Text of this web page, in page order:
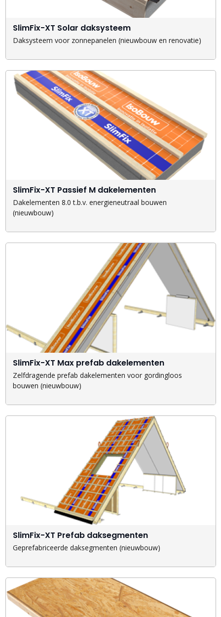
SlimFix-XT Solar daksysteem
Daksysteem voor zonnepanelen (nieuwbouw en renovatie)
SlimFix-XT Passief M dakelementen
Dakelementen 8.0 t.b.v. energieneutraal bouwen
(nieuwbouw)
SlimFix-XT Max prefab dakelementen
Zelfdragende prefab dakelementen voor gordingloos
bouwen (nieuwbouw)
SlimFix-XT Prefab daksegmenten
Geprefabriceerde daksegmenten (nieuwbouw)